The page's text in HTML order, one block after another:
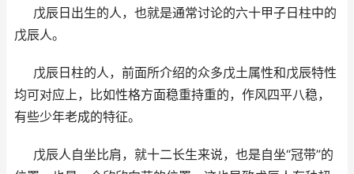
戊辰日出生的人，也就是通常讨论的六十甲子日柱中的
戊辰人。
戊辰日柱的人，前面所介绍的众多戊土属性和戊辰特性
均可对应上，比如性格方面稳重持重的，作风四平八稳，
有些少年老成的特征。
戊辰人自坐比肩，就十二长生来说，也是自坐“冠带”的